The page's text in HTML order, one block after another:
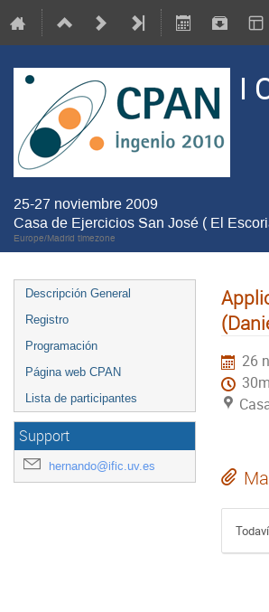
I
25-27 noviembre 2009
Casa de Ejercicios San José ( El
Europe/Madrid timezone
Descripción General
Registro
Programación
Página web CPAN
Lista de participantes
Support
hernando@ific.uv.es
26
30m